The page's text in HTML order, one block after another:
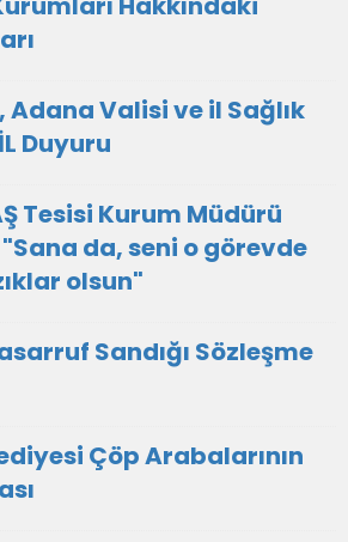
Adana Valisi ve il Sağlık
Duyuru
Tesisi Kurum Müdürü
da, seni o görevde
olsun"
Sandığı Sözleşme
Çöp Arabalarının